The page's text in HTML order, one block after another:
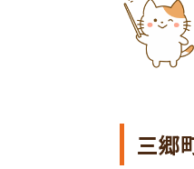
三郷